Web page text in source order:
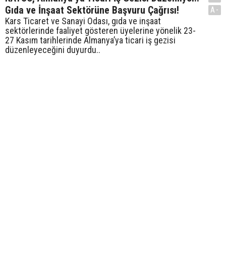
Gıda ve İnşaat Sektörüne Başvuru Çağrısı!
Kars Ticaret ve Sanayi Odası, gıda ve inşaat
sektörlerinde faaliyet gösteren üyelerine yönelik 23-
27 Kasım tarihlerinde Almanya’ya ticari iş gezisi
düzenleyeceğini duyurdu..
A-